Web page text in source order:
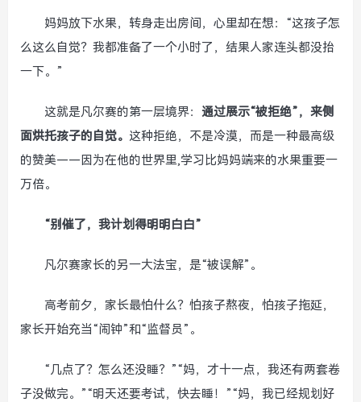
妈妈放下水果，转身走出房间，心里却在想：“这孩子怎
么这么自觉？我都准备了一个小时了，结果人家连头都没抬
一下。”
这就是凡尔赛的第一层境界： 通过展示“被拒绝”，来侧
面烘托孩子的自觉。 这种拒绝，不是冷漠，而是一种最高级
的赞美——因为在他的世界里,学习比妈妈端来的水果重要一
万倍。
“别催了，我计划得明明白白”
凡尔赛家长的另一大法宝，是“被误解”。
高考前夕，家长最怕什么？怕孩子熬夜，怕孩子拖延，
家长开始充当“闹钟”和“监督员”。
“几点了？怎么还没睡？”“妈，才十一点，我还有两套卷
子没做完。”“明天还要考试，快去睡！”“妈，我已经规划好